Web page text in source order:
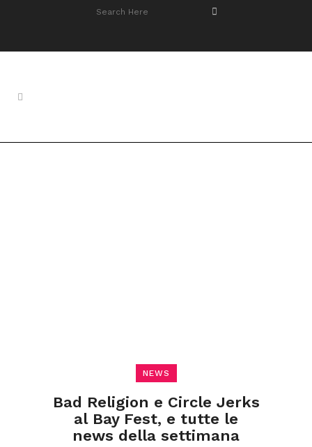
NEWS
Bad Religion e Circle Jerks
al Bay Fest, e tutte le
news della settimana